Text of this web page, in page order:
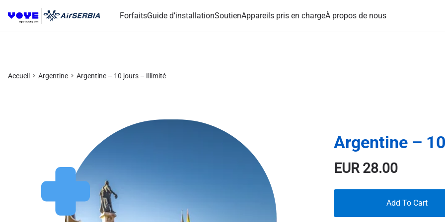
ForfaitsGuide d’installationSoutienAppareils pris en chargeÀ propos de nous
Accueil Argentine Argentine – 10 jours – Illimité
Argentine –
EUR28.00
Add To Cart